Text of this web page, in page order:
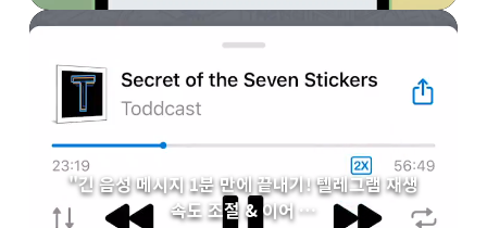
"긴 음성 메시지 1분 만에 끝내기! 텔레그램 재생
속도 조절 & 이어 …